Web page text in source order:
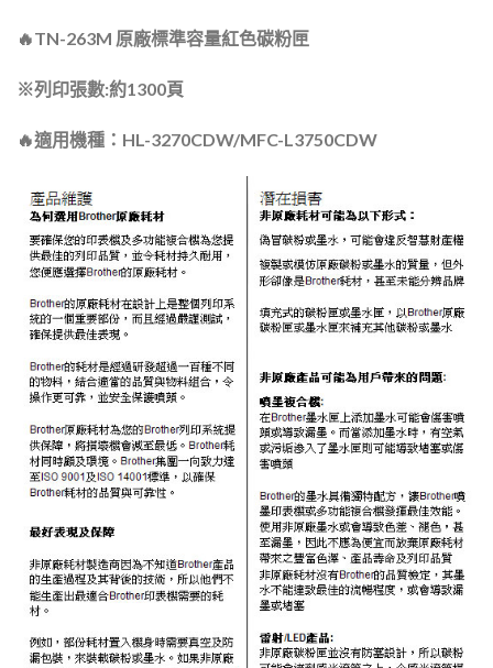
🔥TN-263M 原廠標準容量紅色碳粉匣
※列印張數:約1300頁
🔥適用機種：HL-3270CDW/MFC-L3750CDW